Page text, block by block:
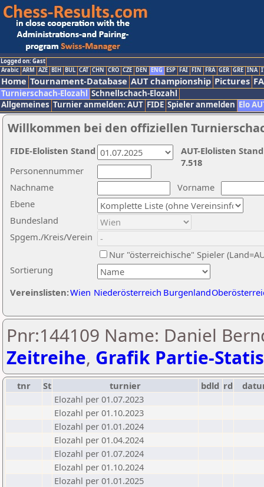
Logged on: Gast
Arabic ARM AZE BIH BUL CAT CHN CRO CZE DEN ENG ESP FAI FIN FRA GER GRE INA
Home Tournament-Database AUT championship Pictures
Turnierschach-Elozahl Schnellschach-Elozahl
Allgemeines Turnier anmelden: AUT FIDE Spieler anmelden Elo
Willkommen bei den offiziellen
Nachname
Vorname
Ebene
Sortierung
Personennummer
Bundesland
Spgem./Kreis/Verein
Nur "österreichische" Spieler
Vereinslisten:Wien Niederösterreich Burgenland
AUT-Elolisten
7.518
FIDE-Elolisten Stand
Pnr:144109 Name: Daniel
Zeitreihe, Grafik Partie-
tnr St turnier bdld rd
Elozahl per 01.07.2023
Elozahl per 01.10.2023
Elozahl per 01.01.2024
Elozahl per 01.04.2024
Elozahl per 01.07.2024
Elozahl per 01.10.2024
Elozahl per 01.01.2025